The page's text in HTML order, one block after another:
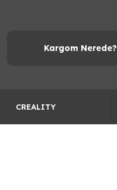
Kargom Nerede?
CREALITY